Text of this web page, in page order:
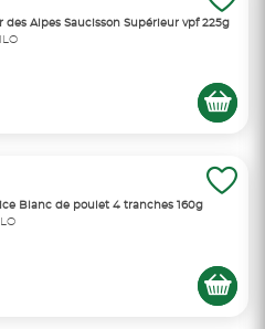
des Alpes Saucisson Supérieur vpf 225g
Blanc de poulet 4 tranches 160g